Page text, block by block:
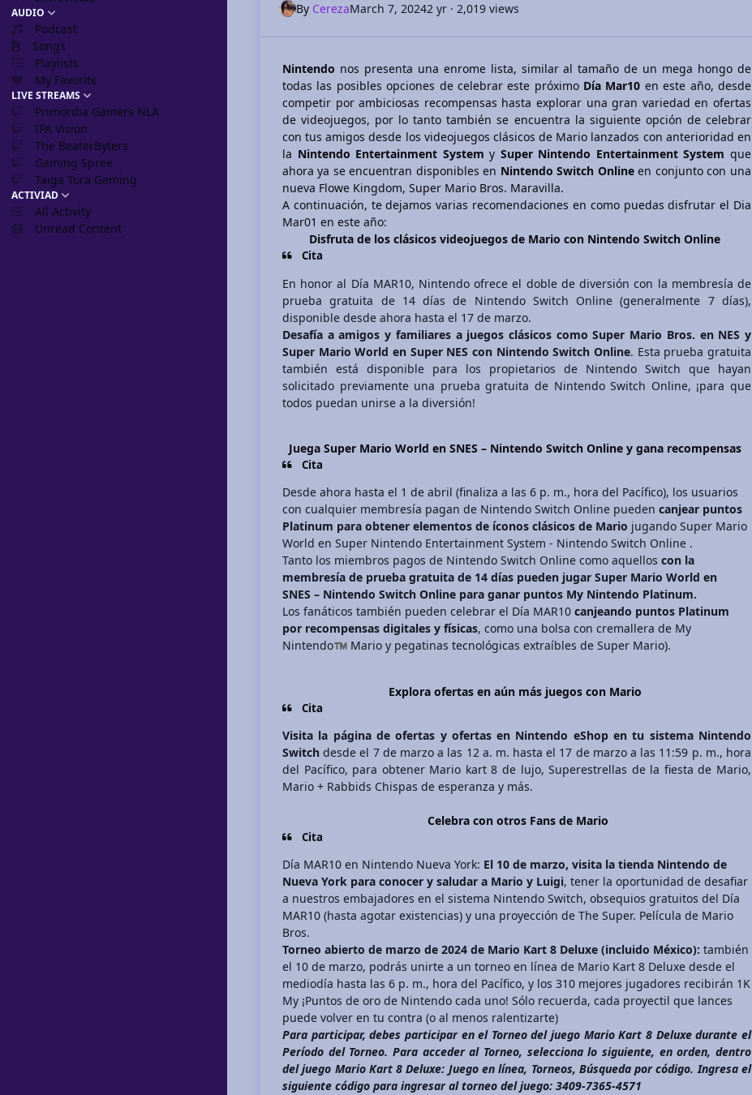
AUDIO
Podcast
Songs
Playlists
My Favorite
LIVE STREAMS
Primordia Gamers NLA
IPA Vision
The BeaterByters
Gaming Spree
Taiga Tora Gaming
ACTIVIAD
All Activity
Unread Content
By CerezaMarch 7, 20242 yr· 2,019 views
Nintendo nos presenta una enrome lista, similar al tamaño de un mega hongo de
todas las posibles opciones de celebrar este próximo Día Mar10 en este año, desde
competir por ambiciosas recompensas hasta explorar una gran variedad en ofertas
de videojuegos, por lo tanto también se encuentra la siguiente opción de celebrar
con tus amigos desde los videojuegos clásicos de Mario lanzados con anterioridad en
la Nintendo Entertainment Systemy Super Nintendo Entertainment System que
ahora ya se encuentran disponibles en Nintendo Switch Onlineen conjunto con una
nueva Flowe Kingdom, Super Mario Bros. Maravilla.
A continuación, te dejamos varias recomendaciones en como puedas disfrutar el Dia
Mar01 en este año:
Disfruta de los clásicos videojuegos de Mario con Nintendo Switch Online
Cita
En honor al Día MAR10, Nintendo ofrece el doble de diversión con la membresía de
prueba gratuita de 14 días de Nintendo Switch Online (generalmente 7 días),
disponible desde ahora hasta el 17 de marzo.
Desafía a amigos y familiares a juegos clásicos como Super Mario Bros. en NES y
Super Mario World en Super NES con Nintendo Switch Online. Esta prueba gratuita
también está disponible para los propietarios de Nintendo Switch que hayan
solicitado previamente una prueba gratuita de Nintendo Switch Online, ¡para que
todos puedan unirse a la diversión!
Juega Super Mario World en SNES – Nintendo Switch Online y gana recompensas
Cita
Desde ahora hasta el 1 de abril (finaliza a las 6 p. m., hora del Pacífico), los usuarios
con cualquier membresía pagan de Nintendo Switch Online pueden canjear puntos
Platinum para obtener elementos de íconos clásicos de Mario jugando Super Mario
World en Super Nintendo Entertainment System - Nintendo Switch Online .
Tanto los miembros pagos de Nintendo Switch Online como aquellos con la
membresía de prueba gratuita de 14 días pueden jugar Super Mario World en
SNES – Nintendo Switch Online para ganar puntos My Nintendo Platinum.
Los fanáticos también pueden celebrar el Día MAR10 canjeando puntos Platinum
por recompensas digitales y físicas, como una bolsa con cremallera de My
Nintendo™ Mario y pegatinas tecnológicas extraíbles de Super Mario).
Explora ofertas en aún más juegos con Mario
Cita
Visita la página de ofertas y ofertas en Nintendo eShop en tu sistema Nintendo
Switch desde el 7 de marzo a las 12 a. m. hasta el 17 de marzo a las 11:59 p. m., hora
del Pacífico, para obtener Mario kart 8 de lujo, Superestrellas de la fiesta de Mario,
Mario + Rabbids Chispas de esperanza y más.
Celebra con otros Fans de Mario
Cita
Día MAR10 en Nintendo Nueva York: El 10 de marzo, visita la tienda Nintendo de
Nueva York para conocer y saludar a Mario y Luigi, tener la oportunidad de desafiar
a nuestros embajadores en el sistema Nintendo Switch, obsequios gratuitos del Día
MAR10 (hasta agotar existencias) y una proyección de The Super. Película de Mario
Bros.
Torneo abierto de marzo de 2024 de Mario Kart 8 Deluxe (incluido México): también
el 10 de marzo, podrás unirte a un torneo en línea de Mario Kart 8 Deluxe desde el
mediodía hasta las 6 p. m., hora del Pacífico, y los 310 mejores jugadores recibirán 1K
My ¡Puntos de oro de Nintendo cada uno! Sólo recuerda, cada proyectil que lances
puede volver en tu contra (o al menos ralentizarte)
Para participar, debes participar en el Torneo del juego Mario Kart 8 Deluxe durante el
Período del Torneo. Para acceder al Torneo, selecciona lo siguiente, en orden, dentro
del juego Mario Kart 8 Deluxe: Juego en línea, Torneos, Búsqueda por código. Ingresa el
siguiente código para ingresar al torneo del juego: 3409-7365-4571